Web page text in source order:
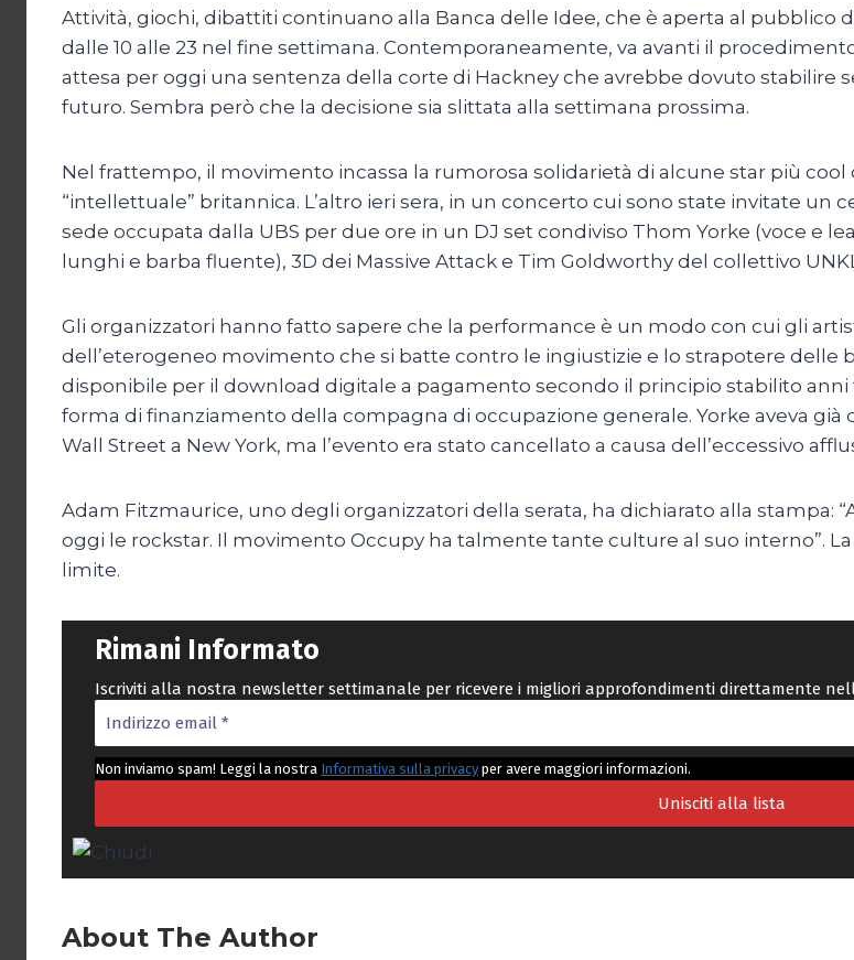
Attività, giochi, dibattiti continuano alla Banca delle Idee, che è aperta al pubblico
dalle 10 alle 23 nel fine settimana. Contemporaneamente, va avanti il
attesa per oggi una sentenza della corte di Hackney che avrebbe dovuto stabilire
futuro. Sembra però che la decisione sia slittata alla settimana prossima.
Nel frattempo, il movimento incassa la rumorosa solidarietà di alcune star più cool
“intellettuale” britannica. L’altro ieri sera, in un concerto cui sono state invitate un
sede occupata dalla UBS per due ore in un DJ set condiviso Thom Yorke (voce e
lunghi e barba fluente), 3D dei Massive Attack e Tim Goldworthy del collettivo
Gli organizzatori hanno fatto sapere che la performance è un modo con cui gli
dell’eterogeneo movimento che si batte contro le ingiustizie e lo strapotere delle
disponibile per il download digitale a pagamento secondo il principio stabilito anni
forma di finanziamento della compagna di occupazione generale. Yorke aveva
Wall Street a New York, ma l’evento era stato cancellato a causa dell’eccessivo
Adam Fitzmaurice, uno degli organizzatori della serata, ha dichiarato alla stampa:
oggi le rockstar. Il movimento Occupy ha talmente tante culture al suo interno”.
limite.
Rimani Informato
Iscriviti alla nostra newsletter settimanale per ricevere i migliori approfondimenti direttamente
Non inviamo spam! Leggi la nostra Informativa sulla privacy per avere maggiori informazioni.
About The Author